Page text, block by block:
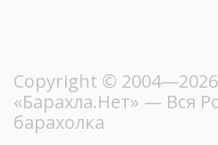
Copyright © 2004—2026
«Барахла.Нет» — Вся
барахолка